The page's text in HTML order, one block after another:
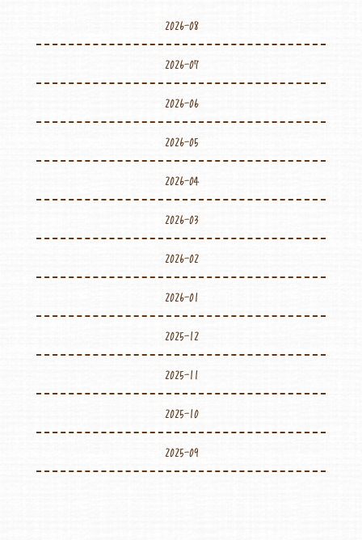
2026-08
2026-07
2026-06
2026-05
2026-04
2026-03
2026-02
2026-01
2025-12
2025-11
2025-10
2025-09